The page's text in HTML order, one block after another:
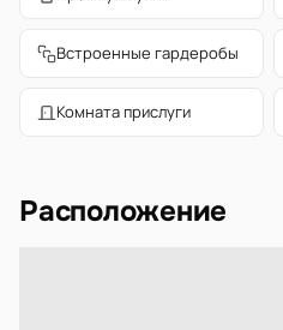
Встроенные гардеробы
Комната прислуги
Расположение